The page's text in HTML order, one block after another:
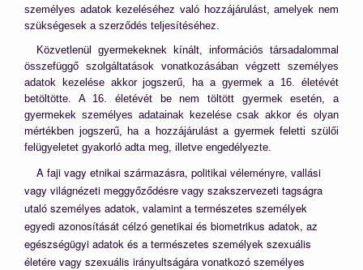
személyes adatok kezeléséhez való hozzájárulást, amelyek nem
szükségesek a szerződés teljesítéséhez.
Közvetlenül gyermekeknek kínált, információs társadalommal
összefüggő szolgáltatások vonatkozásában végzett személyes
adatok kezelése akkor jogszerű, ha a gyermek a 16. életévét
betöltötte. A 16. életévét be nem töltött gyermek esetén, a
gyermekek személyes adatainak kezelése csak akkor és olyan
mértékben jogszerű, ha a hozzájárulást a gyermek feletti szülői
felügyeletet gyakorló adta meg, illetve engedélyezte.
A faji vagy etnikai származásra, politikai véleményre, vallási
vagy világnézeti meggyőződésre vagy szakszervezeti tagságra
utaló személyes adatok, valamint a természetes személyek
egyedi azonosítását célzó genetikai és biometrikus adatok, az
egészségügyi adatok és a természetes személyek szexuális
életére vagy szexuális irányultságára vonatkozó személyes